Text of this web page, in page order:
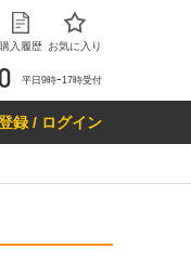
購入履歴 お気に入り
平日9時ｰ17時受付
録 / ログイン